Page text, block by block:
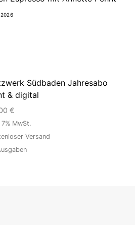
2026
Südbaden Jahresabo
& digital
€
MwSt.
Versand